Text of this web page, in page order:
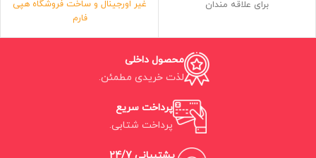
برای علاقه مندان
حاوی جلبک و اسیدآمینه و هورمون
غیر اورجینال و ساخت فروشگاه هپی
فارم
ضمانت انالیز 99درصد
سه بطری 10لیتری و جمعا 30لیتر
محصول داخلی
لذت خریدی مطمئن.
پرداخت سریع
پرداخت شتابی.